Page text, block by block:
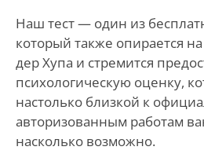
Наш тест — один из
который также опирается
дер Хупа и стремится
психологическую оценку,
настолько близкой к
авторизованным работам
насколько возможно.